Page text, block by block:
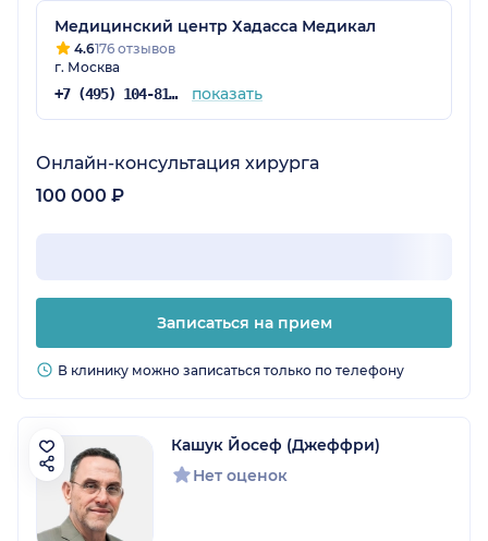
Медицинский центр Хадасса Медикал
4.6176 отзывов
г. Москва
+7 (495) 104-81-22 показать
Онлайн-консультация хирурга
100 000 ₽
Записаться на прием
В клинику можно записаться только по телефону
Кашук Йосеф (Джеффри)
Нет оценок